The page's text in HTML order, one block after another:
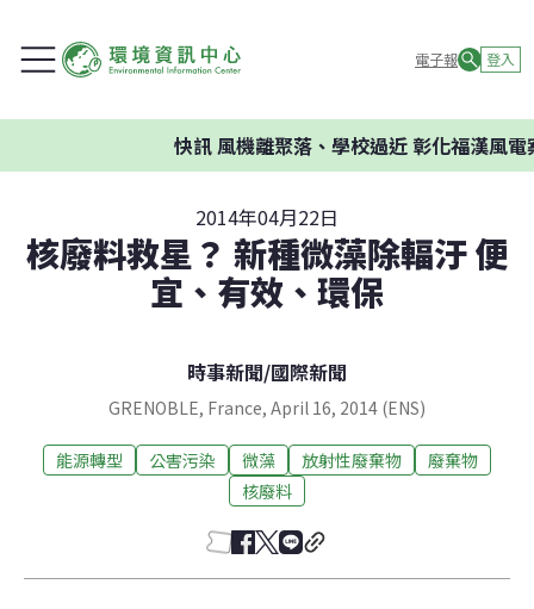
電子報 登入
快訊風機離聚落、學校過近 彰化福漢風電案
2014年04月22日
核廢料救星？ 新種微藻除輻汙 便
宜、有效、環保
時事新聞/國際新聞
GRENOBLE, France, April 16, 2014 (ENS)
能源轉型 公害污染 微藻 放射性廢棄物
廢棄物
核廢料